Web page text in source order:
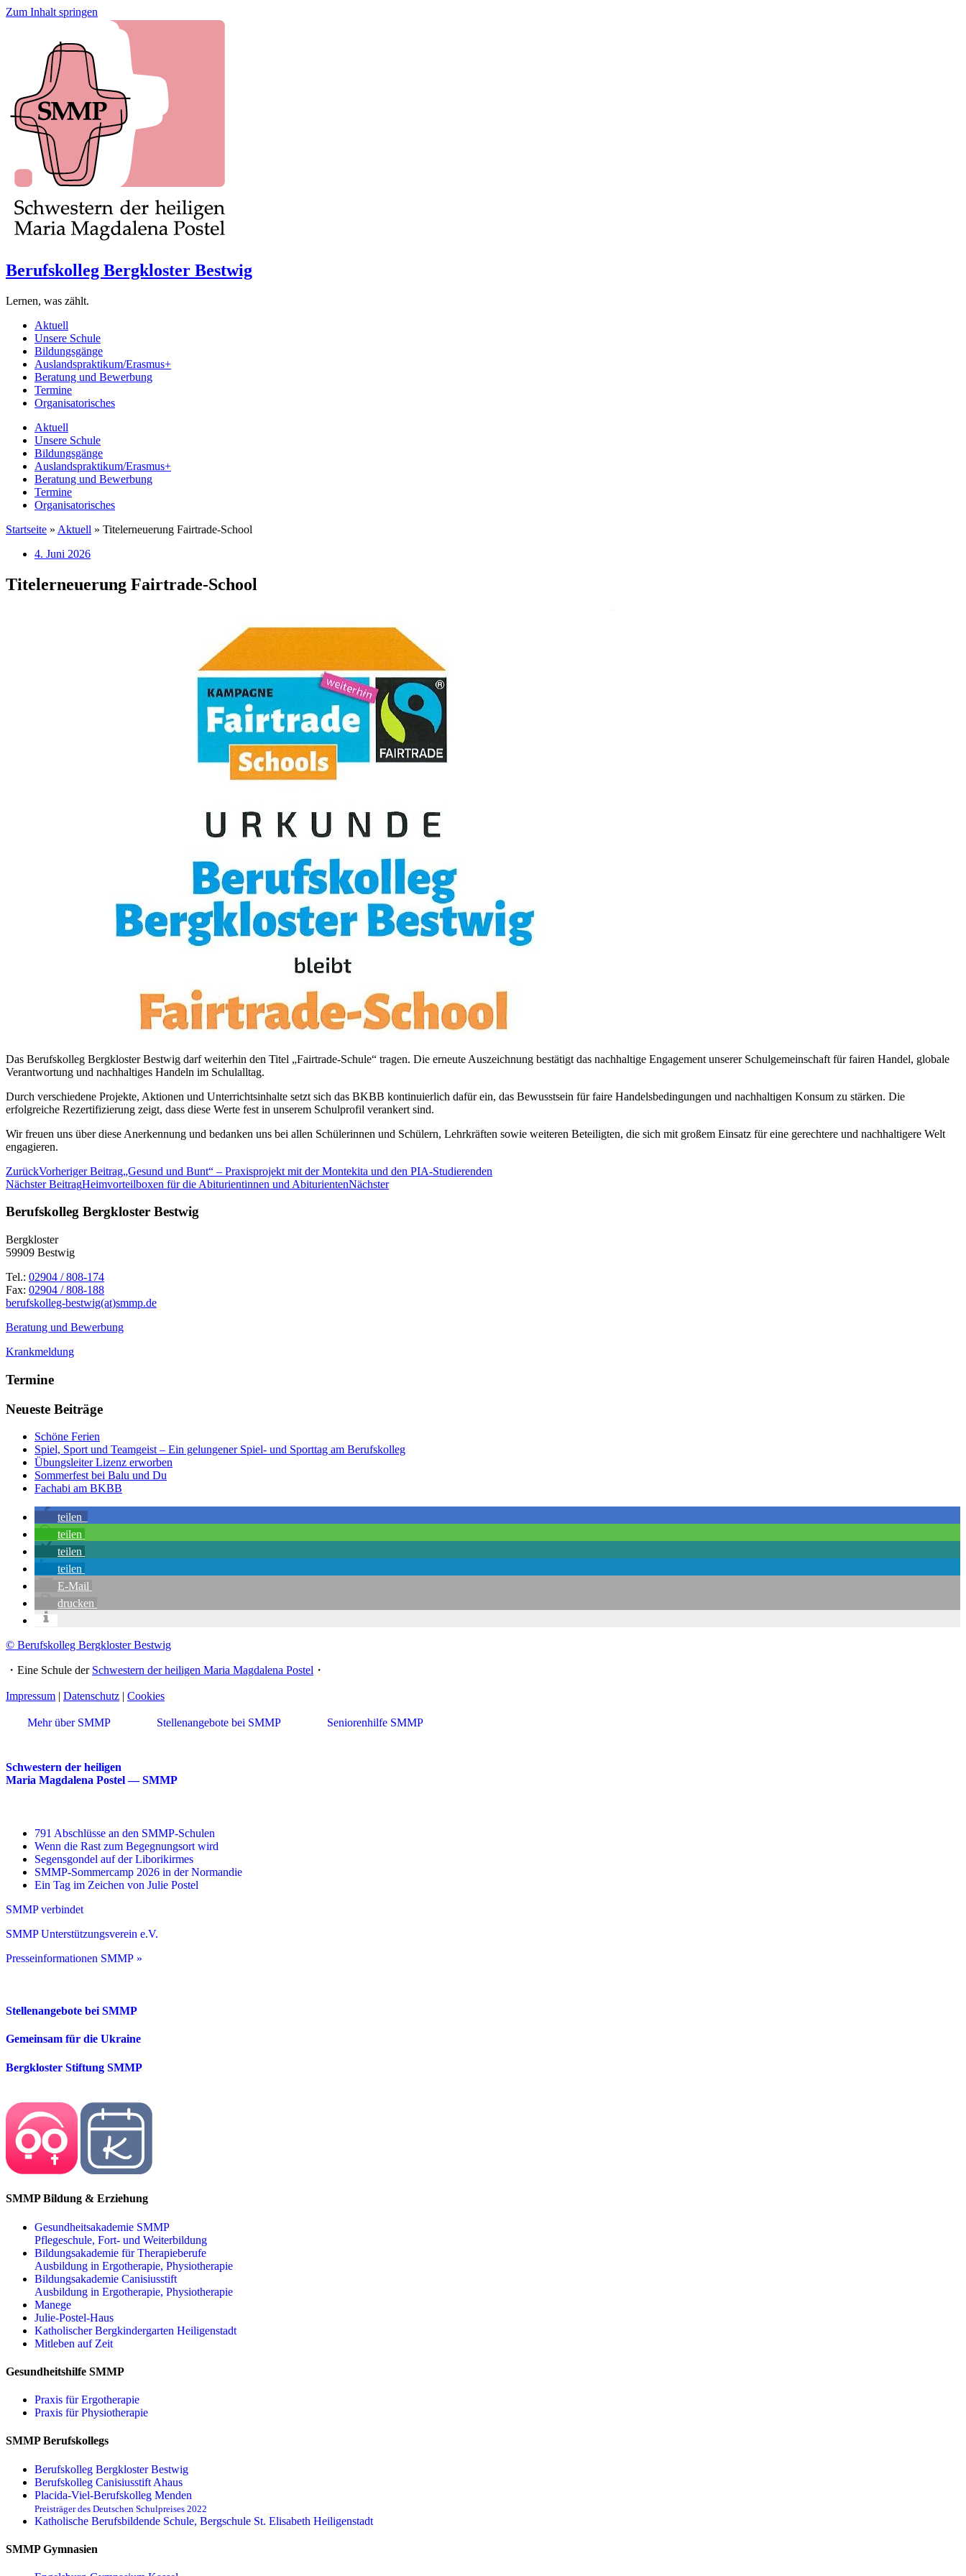
Zum Inhalt springen
Berufskolleg Bergkloster Bestwig
Lernen, was zählt.
Aktuell
Unsere Schule
Bildungsgänge
Auslandspraktikum/Erasmus+
Beratung und Bewerbung
Termine
Organisatorisches
Aktuell
Unsere Schule
Bildungsgänge
Auslandspraktikum/Erasmus+
Beratung und Bewerbung
Termine
Organisatorisches
Startseite » Aktuell » Titelerneuerung Fairtrade-School
4. Juni 2026
Titelerneuerung Fairtrade-School
Das Berufskolleg Bergkloster Bestwig darf weiterhin den Titel „Fairtrade-Schule“ tragen. Die erneute Auszeichnung bestätigt das nachhaltige Engagement unserer Schulgemeinschaft für fairen Handel, globale
Verantwortung und nachhaltiges Handeln im Schulalltag.
Durch verschiedene Projekte, Aktionen und Unterrichtsinhalte setzt sich das BKBB kontinuierlich dafür ein, das Bewusstsein für faire Handelsbedingungen und nachhaltigen Konsum zu stärken. Die
erfolgreiche Rezertifizierung zeigt, dass diese Werte fest in unserem Schulprofil verankert sind.
Wir freuen uns über diese Anerkennung und bedanken uns bei allen Schülerinnen und Schülern, Lehrkräften sowie weiteren Beteiligten, die sich mit großem Einsatz für eine gerechtere und nachhaltigere Welt
engagieren.
ZurückVorheriger Beitrag„Gesund und Bunt“ – Praxisprojekt mit der Montekita und den PIA-Studierenden
Nächster BeitragHeimvorteilboxen für die Abiturientinnen und AbiturientenNächster
Berufskolleg Bergkloster Bestwig
Bergkloster
59909 Bestwig
Tel.: 02904 / 808-174
Fax: 02904 / 808-188
berufskolleg-bestwig(at)smmp.de
Beratung und Bewerbung
Krankmeldung
Termine
Neueste Beiträge
Schöne Ferien
Spiel, Sport und Teamgeist – Ein gelungener Spiel- und Sporttag am Berufskolleg
Übungsleiter Lizenz erworben
Sommerfest bei Balu und Du
Fachabi am BKBB
teilen
teilen
teilen
teilen
E-Mail
drucken
© Berufskolleg Bergkloster Bestwig
・Eine Schule der Schwestern der heiligen Maria Magdalena Postel ・
Impressum | Datenschutz | Cookies
Mehr über SMMP Stellenangebote bei SMMP Seniorenhilfe SMMP
Schwestern der heiligen
Maria Magdalena Postel — SMMP
791 Abschlüsse an den SMMP-Schulen
Wenn die Rast zum Begegnungsort wird
Segensgondel auf der Liborikirmes
SMMP-Sommercamp 2026 in der Normandie
Ein Tag im Zeichen von Julie Postel
SMMP verbindet
SMMP Unterstützungsverein e.V.
Presseinformationen SMMP »
Stellenangebote bei SMMP
Gemeinsam für die Ukraine
Bergkloster Stiftung SMMP
SMMP Bildung & Erziehung
Gesundheitsakademie SMMP
Pflegeschule, Fort- und Weiterbildung
Bildungsakademie für Therapieberufe
Ausbildung in Ergotherapie, Physiotherapie
Bildungsakademie Canisiusstift
Ausbildung in Ergotherapie, Physiotherapie
Manege
Julie-Postel-Haus
Katholischer Bergkindergarten Heiligenstadt
Mitleben auf Zeit
Gesundheitshilfe SMMP
Praxis für Ergo­therapie
Praxis für Physio­therapie
SMMP Berufskollegs
Berufskolleg Bergkloster Bestwig
Berufskolleg Canisiusstift Ahaus
Placida-Viel-Berufskolleg Menden
Preisträger des Deutschen Schulpreises 2022
Katholische Berufsbildende Schule, Bergschule St. Elisabeth Heiligenstadt
SMMP Gymnasien